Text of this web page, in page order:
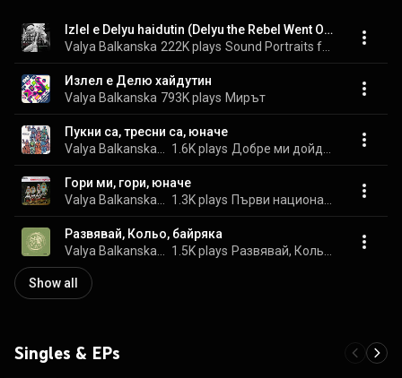
Izlel e Delyu haidutin (Delyu the Rebel Went Out)
Valya Balkanska 222K plays
Излел е Делю хайдутин
Valya Balkanska 793K plays Мирът
Пукни са, тресни са, юначе
1.6K plays
Гори ми, гори, юначе
1.3K plays
Развявай, Кольо, байряка
1.5K plays
Show all
Singles & EPs